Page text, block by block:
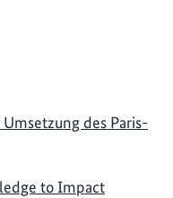
des Paris-
to Impact